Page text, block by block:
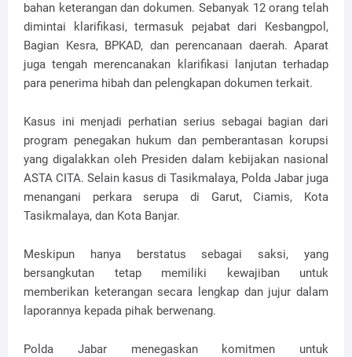
bahan keterangan dan dokumen. Sebanyak 12 orang telah
dimintai klarifikasi, termasuk pejabat dari Kesbangpol,
Bagian Kesra, BPKAD, dan perencanaan daerah. Aparat
juga tengah merencanakan klarifikasi lanjutan terhadap
para penerima hibah dan pelengkapan dokumen terkait.
Kasus ini menjadi perhatian serius sebagai bagian dari
program penegakan hukum dan pemberantasan korupsi
yang digalakkan oleh Presiden dalam kebijakan nasional
ASTA CITA. Selain kasus di Tasikmalaya, Polda Jabar juga
menangani perkara serupa di Garut, Ciamis, Kota
Tasikmalaya, dan Kota Banjar.
Meskipun hanya berstatus sebagai saksi, yang
bersangkutan tetap memiliki kewajiban untuk
memberikan keterangan secara lengkap dan jujur dalam
laporannya kepada pihak berwenang.
Polda Jabar menegaskan komitmen untuk